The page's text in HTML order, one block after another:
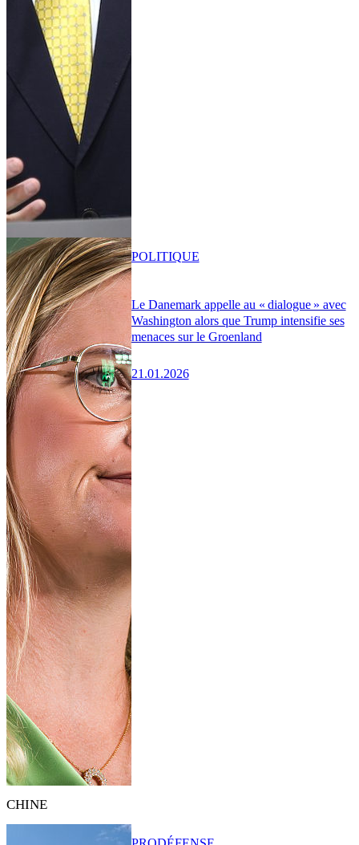
Le Danemark appelle au « dialogue » avec
Washington alors que Trump intensifie ses
menaces sur le Groenland
21.01.2026
POLITIQUE
CHINE